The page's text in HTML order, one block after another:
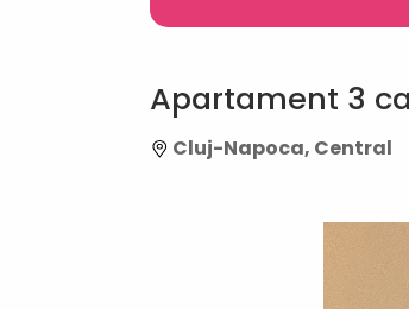
Apartament 3
Cluj-Napoca, Central